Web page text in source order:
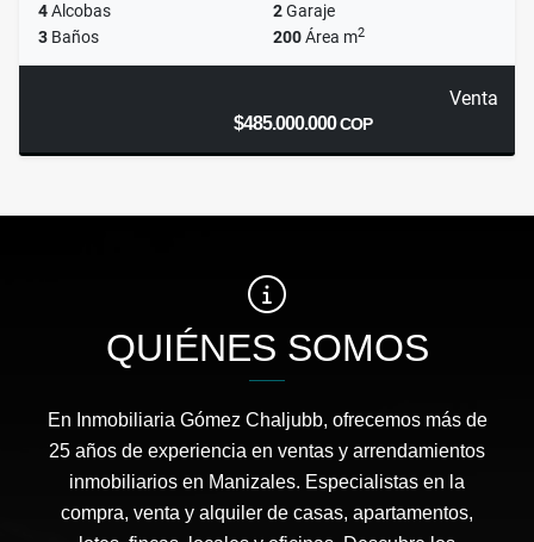
4Alcobas 2Garaje
3 Baños 200Área m2
Venta
$485.000.000COP
QUIÉNES SOMOS
En Inmobiliaria Gómez Chaljubb, ofrecemos más de
25 años de experiencia en ventas y arrendamientos
inmobiliarios en Manizales. Especialistas en la
compra, venta y alquiler de casas, apartamentos,